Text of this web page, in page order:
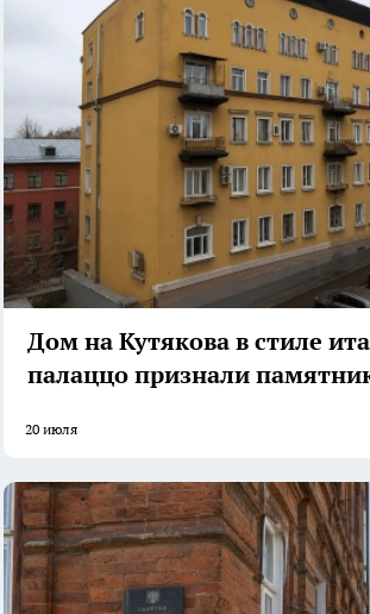
Дом на Кутякова в стиле
палаццо признали
20 июля